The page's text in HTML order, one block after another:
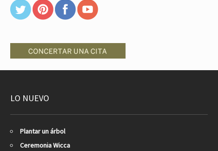
LO NUEVO
Plantar un árbol
Ceremonia Wicca